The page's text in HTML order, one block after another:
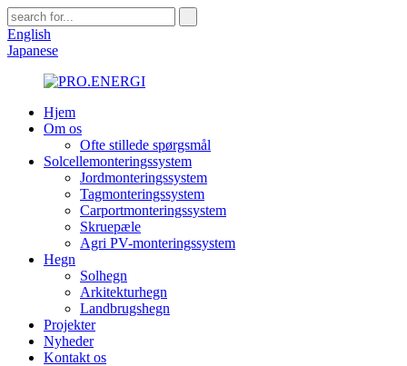
English
Japanese
Hjem
Om os
Ofte stillede spørgsmål
Solcellemonteringssystem
Jordmonteringssystem
Tagmonteringssystem
Carportmonteringssystem
Skruepæle
Agri PV-monteringssystem
Hegn
Solhegn
Arkitekturhegn
Landbrugshegn
Projekter
Nyheder
Kontakt os